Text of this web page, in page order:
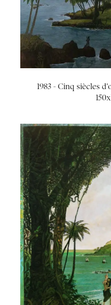
1983 - Cinq siècles